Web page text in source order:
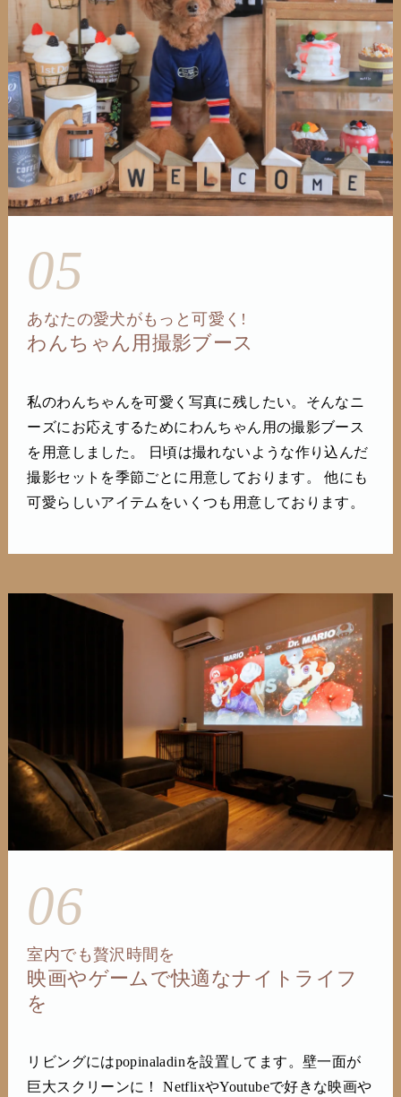
05
あなたの愛犬がもっと可愛く!
わんちゃん用撮影ブース
私のわんちゃんを可愛く写真に残したい。そんなニ
ーズにお応えするためにわんちゃん用の撮影ブース
を用意しました。 日頃は撮れないような作り込んだ
撮影セットを季節ごとに用意しております。 他にも
可愛らしいアイテムをいくつも用意しております。
06
室内でも贅沢時間を
映画やゲームで快適なナイトライフ
を
リビングにはpopinaladinを設置してます。壁一面が
巨大スクリーンに！ NetflixやYoutubeで好きな映画や